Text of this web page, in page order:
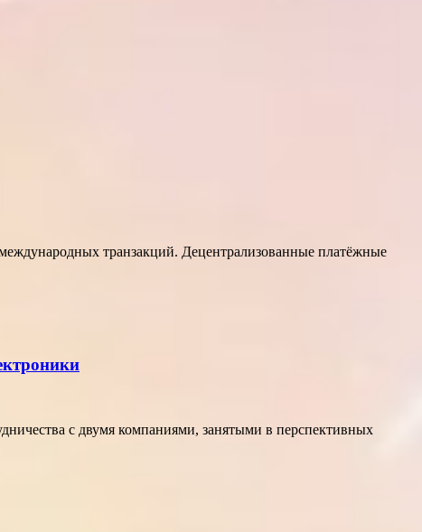
транзакций. Децентрализованные платёжные
с двумя компаниями, занятыми в перспективных